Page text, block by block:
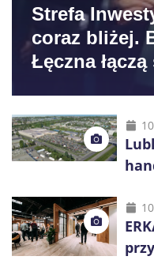
Strefa
coraz bliżej.
Łęczna łączą